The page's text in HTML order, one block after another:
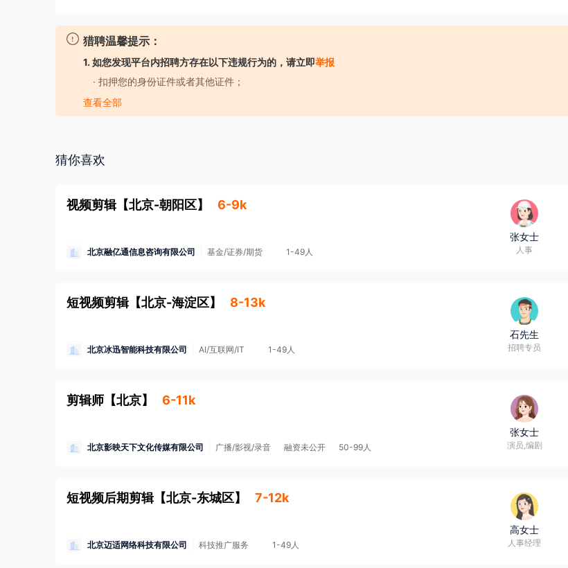
猎聘温馨提示：
1. 如您发现平台内招聘方存在以下违规行为的，请立即举报
· 扣押您的身份证件或者其他证件；
· 要求您提供担保人、担保金或者以其他名义向您收取财物（ 如培训费、体检费、资料费、置装费、押金等）；
· 强迫您入股或者向您集资；
· 发布虚假招聘广告信息；
2. 如您应聘的岗位属于涉外劳务合作/海外岗位的，请务必核实招聘方对外劳务合作资质取得情况，同时注意自身资
查看全部
猜你喜欢
视频剪辑 【北京-朝阳区】 6-9k
北京融亿通信息咨询有限公司 基金/证券/期货 1-49人
张女士
人事
短视频剪辑 【北京-海淀区】 8-13k
北京冰迅智能科技有限公司 AI/互联网/IT 1-49人
石先生
招聘专员
剪辑师 【北京】 6-11k
北京影映天下文化传媒有限公司 广播/影视/录音 融资未公开 50-99人
张女士
演员,编剧
短视频后期剪辑 【北京-东城区】 7-12k
北京迈适网络科技有限公司 科技推广服务 1-49人
高女士
人事经理